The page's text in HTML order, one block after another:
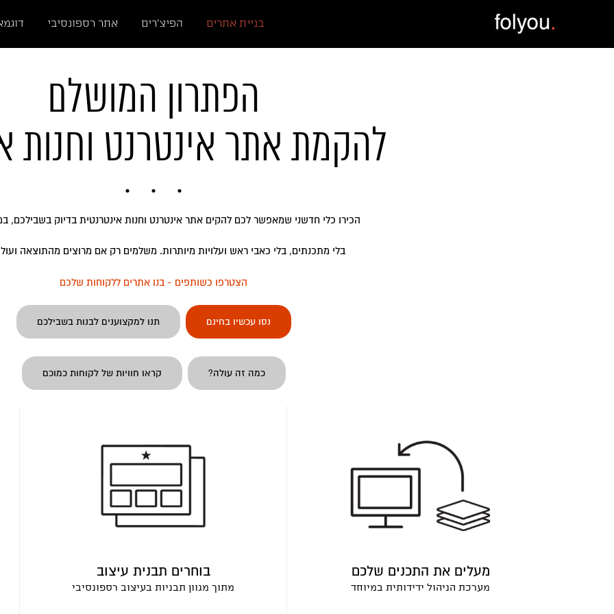
בניית אתרים הפיצ'רים אתר רספונסיבי
הפתרון המושלם
להקמת אתר אינטרנט וחנות
הכירו כלי חדשני שמאפשר לכם להקים אתר אינטרנט וחנות אינטרנטית בדיוק בשבילכם,
בלי מתכנתים, בלי כאבי ראש ועלויות מיותרות. משלמים רק אם מרוצים מהתוצאה
הצטרפו כשותפים - בנו אתרים ללקוחות שלכם
נסו עכשיו בחינם תנו למקצוענים לבנות בשבילכם
כמה זה עולה? קראו חוויות של לקוחות כמוכם
מעלים את התכנים שלכם
מערכת הניהול ידידותית במיוחד
בוחרים תבנית עיצוב
מתוך מגוון תבניות בעיצוב רספונסיבי